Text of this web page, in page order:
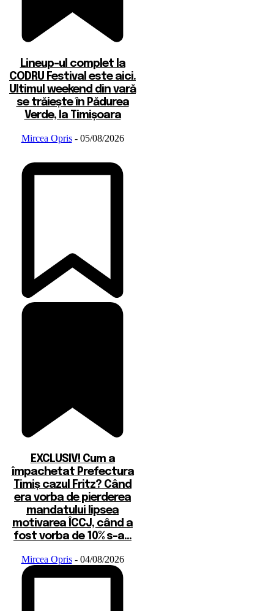
Lineup-ul complet la
CODRU Festival este aici.
Ultimul weekend din vară
se trăiește în Pădurea
Verde, la Timișoara
Mircea Opris - 05/08/2026
EXCLUSIV! Cum a
împachetat Prefectura
Timiș cazul Fritz? Când
era vorba de pierderea
mandatului lipsea
motivarea ÎCCJ, când a
fost vorba de 10% s-a...
Mircea Opris - 04/08/2026